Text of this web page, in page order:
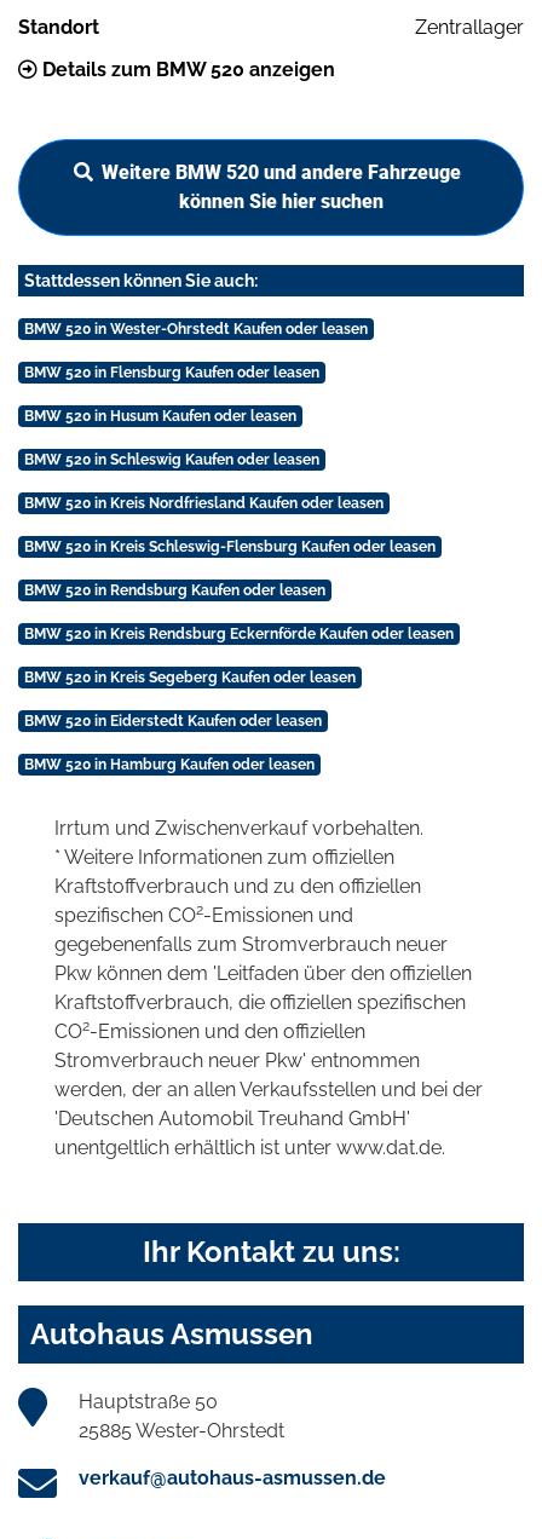
Standort
Zentrallager
Details zum BMW 520 anzeigen
Weitere BMW 520 und andere Fahrzeuge
können Sie hier suchen
Stattdessen können Sie auch:
BMW 520 in Wester-Ohrstedt Kaufen oder leasen
BMW 520 in Flensburg Kaufen oder leasen
BMW 520 in Husum Kaufen oder leasen
BMW 520 in Schleswig Kaufen oder leasen
BMW 520 in Kreis Nordfriesland Kaufen oder leasen
BMW 520 in Kreis Schleswig-Flensburg Kaufen oder leasen
BMW 520 in Rendsburg Kaufen oder leasen
BMW 520 in Kreis Rendsburg Eckernförde Kaufen oder leasen
BMW 520 in Kreis Segeberg Kaufen oder leasen
BMW 520 in Eiderstedt Kaufen oder leasen
BMW 520 in Hamburg Kaufen oder leasen
Irrtum und Zwischenverkauf vorbehalten.
* Weitere Informationen zum offiziellen
Kraftstoffverbrauch und zu den offiziellen
spezifischen CO2-Emissionen und
gegebenenfalls zum Stromverbrauch neuer
Pkw können dem 'Leitfaden über den offiziellen
Kraftstoffverbrauch, die offiziellen spezifischen
CO2-Emissionen und den offiziellen
Stromverbrauch neuer Pkw' entnommen
werden, der an allen Verkaufsstellen und bei der
'Deutschen Automobil Treuhand GmbH'
unentgeltlich erhältlich ist unter www.dat.de.
Ihr Kontakt zu uns:
Autohaus Asmussen
Hauptstraße 50
25885 Wester-Ohrstedt
verkauf@autohaus-asmussen.de